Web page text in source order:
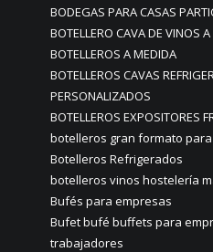
BODEGAS PARA CASAS
BOTELLERO CAVA DE VINOS
BOTELLEROS A MEDIDA
BOTELLEROS CAVAS
PERSONALIZADOS
BOTELLEROS EXPOSITORES
botelleros gran formato
Botelleros Refrigerados
botelleros vinos hostelería
Bufés para empresas
Bufet bufé buffets para
trabajadores